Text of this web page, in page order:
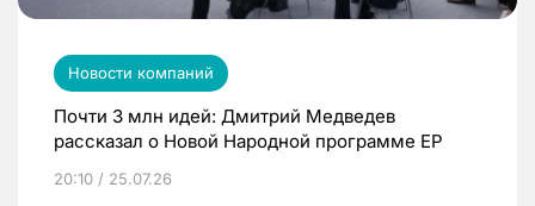
Новости компаний
Почти 3 млн идей: Дмитрий Медведев
рассказал о Новой Народной программе ЕР
20:10 / 25.07.26